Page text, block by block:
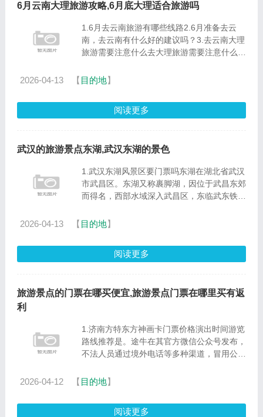
6月云南大理旅游攻略,6月底大理适合旅游吗
1.6月去云南旅游有哪些线路2.6月准备去云
南，去云南有什么好的建议吗？3.去云南大理
旅游需要注意什么去大理旅游需要注意什么？
也是云南非常热门的旅游景点，这里一年四季
2026-04-13 【 目的地】
阅读更多
武汉的旅游景点东湖,武汉东湖的景色
1.武汉东湖风景区要门票吗东湖在湖北省武汉
市武昌区。东湖又称裹脚湖，因位于武昌东郊
而得名，西部水域深入武昌区，东临武东铁
湖，北邻青山区。平面轮廓呈等边三角形，顶
2026-04-13 【 目的地】
阅读更多
旅游景点的门票在哪买便宜,旅游景点门票在哪里买有返
利
1.济南方特东方神画卡门票价格演出时间游览
路线推荐是。途牛在其官方微信公众号发布，
不法人员通过境外电话等多种渠道，冒用公司
获取不法利益。途牛与该冒我公司名义的公司
2026-04-12 【 目的地】
阅读更多